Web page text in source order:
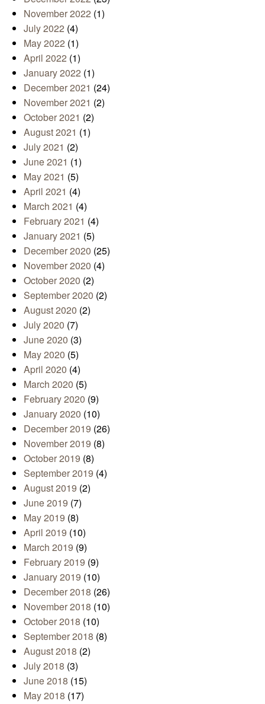
November 2022 (1)
July 2022 (4)
May 2022 (1)
April 2022 (1)
January 2022 (1)
December 2021 (24)
November 2021 (2)
October 2021 (2)
August 2021 (1)
July 2021 (2)
June 2021 (1)
May 2021 (5)
April 2021 (4)
March 2021 (4)
February 2021 (4)
January 2021 (5)
December 2020 (25)
November 2020 (4)
October 2020 (2)
September 2020 (2)
August 2020 (2)
July 2020 (7)
June 2020 (3)
May 2020 (5)
April 2020 (4)
March 2020 (5)
February 2020 (9)
January 2020 (10)
December 2019 (26)
November 2019 (8)
October 2019 (8)
September 2019 (4)
August 2019 (2)
June 2019 (7)
May 2019 (8)
April 2019 (10)
March 2019 (9)
February 2019 (9)
January 2019 (10)
December 2018 (26)
November 2018 (10)
October 2018 (10)
September 2018 (8)
August 2018 (2)
July 2018 (3)
June 2018 (15)
May 2018 (17)